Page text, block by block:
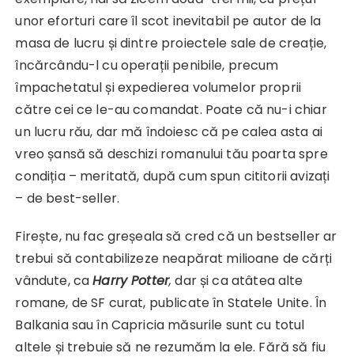
unor eforturi care îl scot inevitabil pe autor de la
masa de lucru și dintre proiectele sale de creație,
încărcându-l cu operații penibile, precum
împachetatul și expedierea volumelor proprii
către cei ce le-au comandat. Poate că nu-i chiar
un lucru rău, dar mă îndoiesc că pe calea asta ai
vreo șansă să deschizi romanului tău poarta spre
condiția – meritată, după cum spun cititorii avizați
– de best-seller.
Firește, nu fac greșeala să cred că un bestseller ar
trebui să contabilizeze neapărat milioane de cărți
vândute, caHarry Potter, dar și ca atâtea alte
romane, de SF curat, publicate în Statele Unite. În
Balkania sau în Capricia măsurile sunt cu totul
altele și trebuie să ne rezumăm la ele. Fără să fiu